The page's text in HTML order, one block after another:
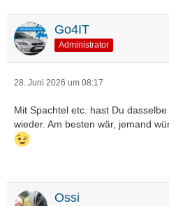
Go4IT
Administrator
28. Juni 2026 um 08:17
Mit Spachtel etc. hast Du
wieder. Am besten wär, jemand
Ossi